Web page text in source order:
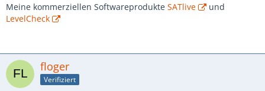
Meine kommerziellen Softwareprodukte SATlive
und
LevelCheck
floger
Verifiziert